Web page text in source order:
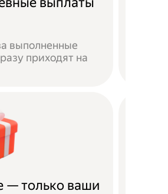
выполненные
приходят на
— только ваши